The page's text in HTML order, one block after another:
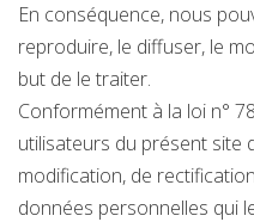
En conséquence, nous
reproduire, le diffuser, le
but de le traiter.
Conformément à la loi n°
utilisateurs du présent site
modification, de
données personnelles qui